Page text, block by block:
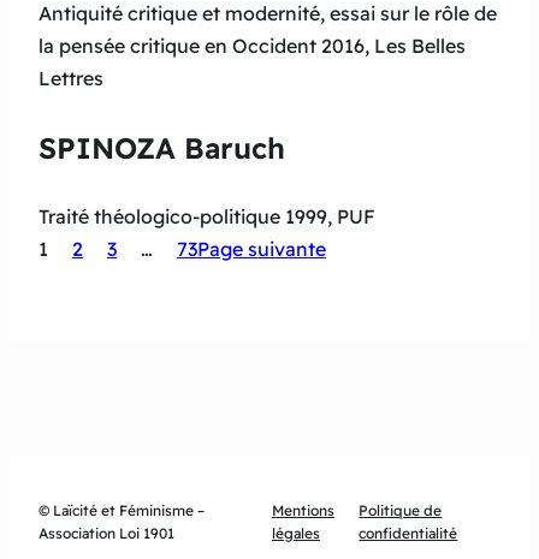
Antiquité critique et modernité, essai sur le rôle de
la pensée critique en Occident 2016, Les Belles
Lettres
SPINOZA Baruch
Traité théologico-politique 1999, PUF
1
2 3 … 73Page suivante
© Laïcité et Féminisme –
Association Loi 1901
Mentions
légales
Politique de
confidentialité